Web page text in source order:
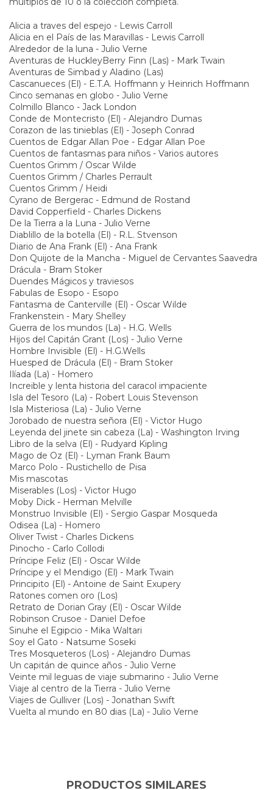
Alicia a traves del espejo - Lewis Carroll
Alicia en el País de las Maravillas - Lewis Carroll
Alrededor de la luna - Julio Verne
Aventuras de HuckleyBerry Finn (Las) - Mark Twain
Aventuras de Simbad y Aladino (Las)
Cascanueces (El) - E.T.A. Hoffmann y Heinrich Hoffmann
Cinco semanas en globo - Julio Verne
Colmillo Blanco - Jack London
Conde de Montecristo (El) - Alejandro Dumas
Corazon de las tinieblas (El) - Joseph Conrad
Cuentos de Edgar Allan Poe - Edgar Allan Poe
Cuentos de fantasmas para niños - Varios autores
Cuentos Grimm / Oscar Wilde
Cuentos Grimm / Charles Perrault
Cuentos Grimm / Heidi
Cyrano de Bergerac - Edmund de Rostand
David Copperfield - Charles Dickens
De la Tierra a la Luna - Julio Verne
Diablillo de la botella (El) - R.L. Stvenson
Diario de Ana Frank (El) - Ana Frank
Don Quijote de la Mancha - Miguel de Cervantes Saavedra
Drácula - Bram Stoker
Duendes Mágicos y traviesos
Fabulas de Esopo - Esopo
Fantasma de Canterville (El) - Oscar Wilde
Frankenstein - Mary Shelley
Guerra de los mundos (La) - H.G. Wells
Hijos del Capitán Grant (Los) - Julio Verne
Hombre Invisible (El) - H.G.Wells
Huesped de Drácula (El) - Bram Stoker
Ilíada (La) - Homero
Increible y lenta historia del caracol impaciente
Isla del Tesoro (La) - Robert Louis Stevenson
Isla Misteriosa (La) - Julio Verne
Jorobado de nuestra señora (El) - Victor Hugo
Leyenda del jinete sin cabeza (La) - Washington Irving
Libro de la selva (El) - Rudyard Kipling
Mago de Oz (El) - Lyman Frank Baum
Marco Polo - Rustichello de Pisa
Mis mascotas
Miserables (Los) - Victor Hugo
Moby Dick - Herman Melville
Monstruo Invisible (El) - Sergio Gaspar Mosqueda
Odisea (La) - Homero
Oliver Twist - Charles Dickens
Pinocho - Carlo Collodi
Príncipe Feliz (El) - Oscar Wilde
Príncipe y el Mendigo (El) - Mark Twain
Principito (El) - Antoine de Saint Exupery
Ratones comen oro (Los)
Retrato de Dorian Gray (El) - Oscar Wilde
Robinson Crusoe - Daniel Defoe
Sinuhe el Egipcio - Mika Waltari
Soy el Gato - Natsume Soseki
Tres Mosqueteros (Los) - Alejandro Dumas
Un capitán de quince años - Julio Verne
Veinte mil leguas de viaje submarino - Julio Verne
Viaje al centro de la Tierra - Julio Verne
Viajes de Gulliver (Los) - Jonathan Swift